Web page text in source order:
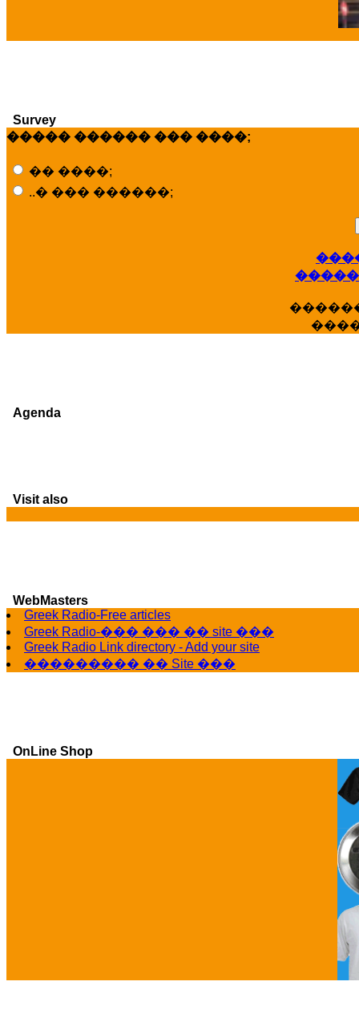
Survey
����� ������ ��� ����;
�� ����;
..� ��� ������;
Agenda
Visit also
WebMasters
Greek Radio-Free articles
Greek Radio-��� ��� �� site ���
Greek Radio Link directory - Add your site
��������� �� Site ���
OnLine Shop